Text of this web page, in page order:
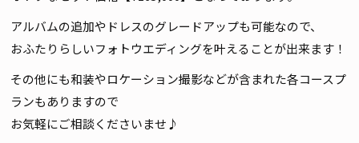
アルバムの追加やドレスのグレードアップも可能なので、
おふたりらしいフォトウエディングを叶えることが出来ます！
その他にも和装やロケーション撮影などが含まれた各コースプ
ランもありますので
お気軽にご相談くださいませ♪